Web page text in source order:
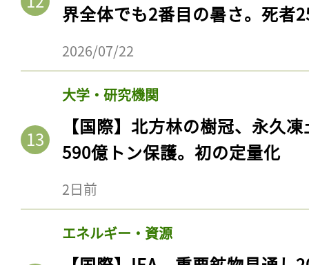
界全体でも2番目の暑さ。死者
2026/07/22
大学・研究機関
【国際】北方林の樹冠、永久
590億トン保護。初の定量化
2日前
エネルギー・資源